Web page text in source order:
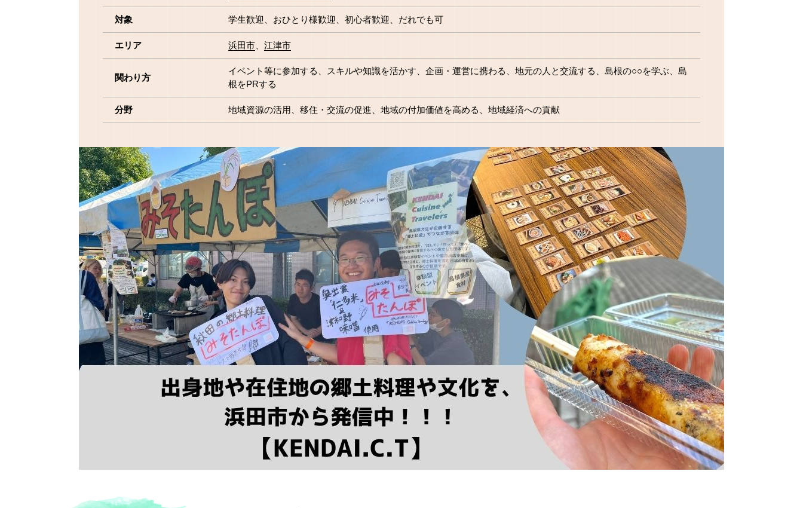
対象 学生歓迎 おひとり様歓迎 初心者歓迎 だれでも可
エリア 浜田市 江津市
関わり方
イベント等に参加する スキルや知識を活かす 企画・運営に携わる 地元の人と交流する 島根の○○を学ぶ
島
根をPRする
分野 地域資源の活用 移住・交流の促進 地域の付加価値を高める 地域経済への貢献